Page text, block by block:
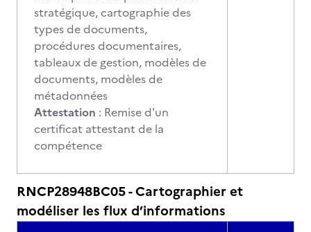
stratégique, cartographie des
types de documents,
procédures documentaires,
tableaux de gestion, modèles de
documents, modèles de
métadonnées
Attestation : Remise d'un
certificat attestant de la
compétence
RNCP28948BC05 - Cartographier et
modéliser les flux d’informations